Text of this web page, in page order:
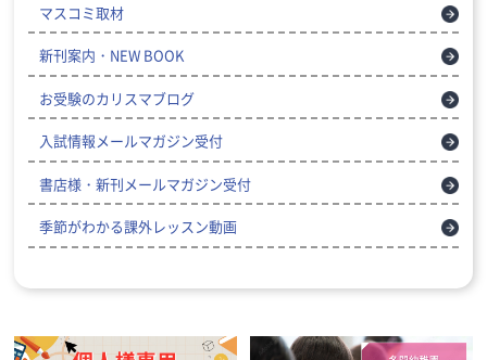
マスコミ取材
新刊案内・NEW BOOK
お受験のカリスマブログ
入試情報メールマガジン受付
書店様・新刊メールマガジン受付
季節がわかる課外レッスン動画